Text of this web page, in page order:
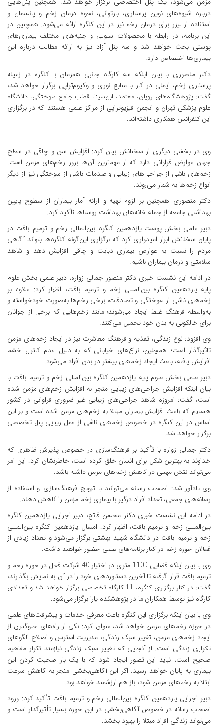
درباره شیوه‌های نوین پرستاری، بازتوانی، نحوه درمان زخم و پانسمان و
استفاده از لیزر برای درمان زخم نیز در این کنگره ارائه می‌شود. همچنین در
این برنامه، در رابطه با محصولات سلولی و جنبه‌های مختلف بیماری‌های
پوستی بحث خواهد شد و سه پنل آزاد نیز به ارائه مطالب درباره این
بیماری‌ها اختصاص دارد.
دکتر منصوری با بیان اینکه سه کارگاه جانبی همزمان با کنگره در زمینه
پرستاری زخم، ایمنی در کار با منابع نوری و وکیوم‌تراپی برگزار خواهد شد،
گفت: پژوهشگاه‌های رویان، معتمد، ابن‌سینا، قطب جامع سوختگی، دانشگاه
علوم پزشکی تهران و انجمن فیزیوتراپی از مراکز علمی هستند که در برگزاری
این کنفرانس همکاری داشته‌اند.
وی در بخشی دیگری از سخنانش بیان کرد: افزایش سن و چاقی در سطح
جهان عوارض فراوانی دارد که از مهم‌ترین آن‌ها بروز زخم‌های مزمن است.
زخم‌های ناشی از جراحی‌های زیبایی و صدمات ناشی از سوختگی نیز از دیگر
انواع زخم‌ها به شمار می‌روند.
دکتر منصوری همچنین بر لزوم تهیه و ارائه آمار بیماران از سطوح پایین
بهداشتی جامعه از جمله خانه‌های بهداشت روستاها تأکید کرد.
دبیر علمی بخش پوست یازدهمین کنگره بین‌المللی زخم و ترمیم بافت در
پایان سخنانش ابراز امیدواری کرد که برگزاری این‌گونه کنگره‌ها بتواند آگاهی
مردم را نسبت به عوارض بیماری دیابت و چاقی افزایش دهد و شاهد
سلامتی و درمان بیماران باشیم.
در ادامه این نشست خبری دکتر منصور جمالی زواره، دبیر علمی بخش علوم
پایه یازدهمین کنگره بین‌المللی زخم و ترمیم بافت، اظهار کرد: علاوه بر
زخم‌های ناشی از سوختگی و تصادفات، برخی زخم‌ها به‌صورت خودخواسته و
به‌واسطه فرهنگ غلط ایجاد می‌شوند؛ مانند زخم‌هایی که برخی از جوانان
برای خالکوبی به بدن خود تحمیل می‌کنند.
وی افزود: نوع زندگی، تغذیه و فرهنگ معاشرت نیز در ایجاد زخم‌های مزمن
تاثیرگذار است؛ همچنین، نزاع‌های خیابانی که به دلیل عدم کنترل خشم
افزایش یافته، باعث ایجاد زخم‌های بیشتر در بدن افراد می‌شود.
دبیر علمی بخش علوم پایه یازدهمین کنگره بین‌المللی زخم و ترمیم بافت با
بیان اینکه افزایش جراحی‌های زیبایی منجر به افزایش زخم‌های مزمن شده
است، گفت: امروزه شاهد جراحی‌های زیبایی غیر ضروری فراوانی در کشور
هستیم که باعث افزایش بیماران مبتلا به زخم‌های مزمن شده است و بر این
اساس در این کنگره در خصوص زخم‌های ناشی از عمل زیبایی پنل تخصصی
برگزار خواهد شد.
دکتر جمالی زواره با تأکید بر فرهنگ‌سازی در خصوص پذیرش ظاهری که
خداوند به بهترین شکل برای انسان خلق کرده است، خاطرنشان کرد: این امر
می‌تواند نقش مهمی در کاهش زخم‌های مزمن داشته باشد.
وی یادآور شد: اصحاب رسانه می‌توانند با ترویج فرهنگ‌سازی و استفاده از
رسانه‌های جمعی، تعداد افراد درگیر با بیماری زخم مزمن را کاهش دهند.
در ادامه این نشست خبری دکتر محسن فاتح، دبیر اجرایی یازدهمین کنگره
بین‌المللی زخم و ترمیم بافت، اظهار کرد: امسال یازدهمین کنگره بین‌المللی
زخم و ترمیم بافت در دانشگاه شهید بهشتی برگزار می‌شود و تعداد زیادی از
فعالان حوزه زخم در کنار برنامه‌های علمی حضور خواهند داشت.
وی با بیان اینکه فضایی 1100 متری در اختیار 40 شرکت فعال در حوزه زخم و
ترمیم بافت قرار گرفته تا آخرین دستاوردهای خود را در آن به نمایش بگذارند،
گفت: در کنار برگزاری کنگره، 11 کارگاه تخصصی برگزار خواهد شد و تعدادی
کارگاه نیز توسط همکاران ما در پژوهشکده یارا برگزار می‌شود.
وی با بیان اینکه برگزاری این کنگره باعث معرفی خدمات و پیشرفت‌های علمی
در حوزه زخم‌های مزمن خواهد شد، عنوان کرد: یکی از راه‌های جلوگیری از
ایجاد زخم‌های مزمن، تغییر سبک زندگی، مدیریت استرس و اصلاح الگوهای
تکراری زندگی است. از آنجایی که تغییر سبک زندگی نیازمند تکرار مفاهیم
صحیح است، نباید این تصور ایجاد شود که با یک ‌بار صحبت کردن این
بیماری به پایان خواهد رسید. اگر این آگاهی‌بخشی منجر به کاهش سرعت
ابتلا به زخم‌های مزمن شود، باز هم ارزشمند خواهد بود.
دبیر اجرایی یازدهمین کنگره بین‌المللی زخم و ترمیم بافت تأکید کرد: ورود
اصحاب رسانه در خصوص آگاهی‌بخشی در این حوزه بسیار تأثیرگذار است و
می‌تواند زندگی افراد مبتلا را بهبود بخشد.